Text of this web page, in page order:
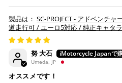
SC-PROJECT - アドベンチ
道走行可 / ユーロ5対応 / 純正キャタ
'20-25
努 大石
Umeda, JP
オススメです！